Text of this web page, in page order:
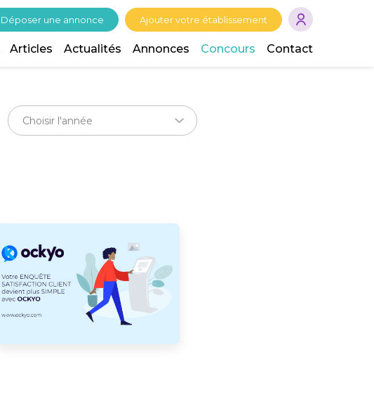
Déposer une annonce Ajouter votre établissement
Articles Actualités Annonces Concours Contact